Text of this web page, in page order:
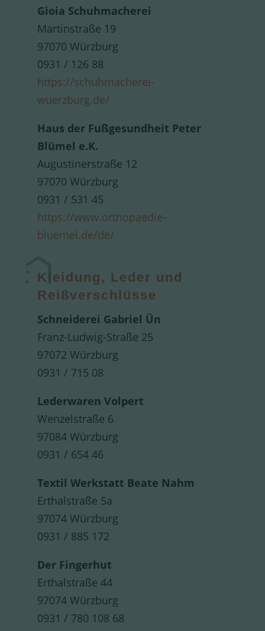
Gioia Schuhmacherei
Martinstraße 19
97070 Würzburg
0931 / 126 88
https://schuhmacherei-
wuerzburg.de/
Haus der Fußgesundheit Peter
Blümel e.K.
Augustinerstraße 12
97070 Würzburg
0931 / 531 45
https://www.orthopaedie-
bluemel.de/de/
Kleidung, Leder und
Reißverschlüsse
Schneiderei Gabriel Ün
Franz-Ludwig-Straße 25
97072 Würzburg
0931 / 715 08
Lederwaren Volpert
Wenzelstraße 6
97084 Würzburg
0931 / 654 46
Textil Werkstatt Beate Nahm
Erthalstraße 5a
97074 Würzburg
0931 / 885 172
Der Fingerhut
Erthalstraße 44
97074 Würzburg
0931 / 780 108 68